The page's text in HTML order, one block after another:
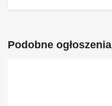
Podobne ogłoszenia